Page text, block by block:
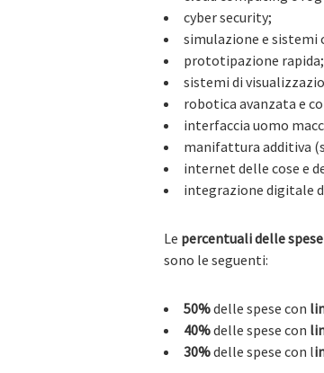
cyber security;
simulazione e sistemi
prototipazione rapida;
sistemi di
robotica avanzata e
interfaccia uomo
manifattura additiva
internet delle cose e
integrazione digitale
Le percentuali delle
sono le seguenti:
50%delle spese con
40%delle spese con
30%delle spese con l